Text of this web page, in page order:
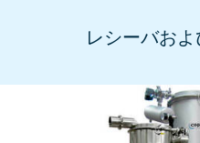
レシーバお